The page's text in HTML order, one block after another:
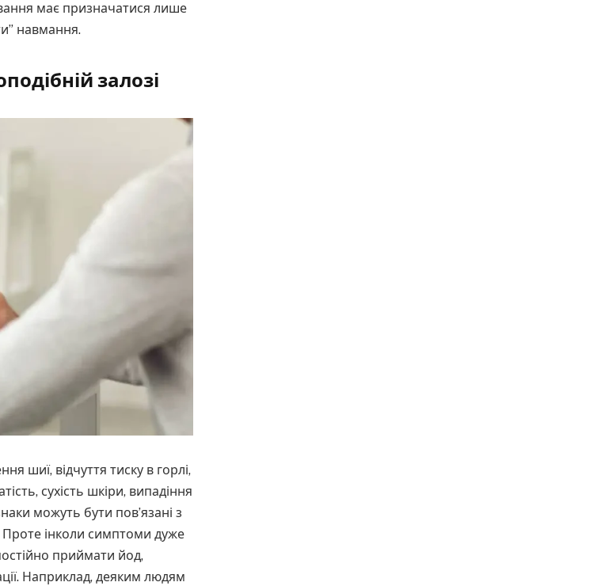
має призначатися лише
навмання.
залозі
шиї, відчуття тиску в горлі,
сухість шкіри, випадіння
можуть бути пов’язані з
інколи симптоми дуже
приймати йод,
Наприклад, деяким людям